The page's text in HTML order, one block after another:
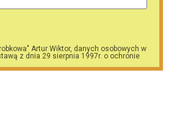
Artur Wiktor, danych osobowych w
z dnia 29 sierpnia 1997r. o ochronie